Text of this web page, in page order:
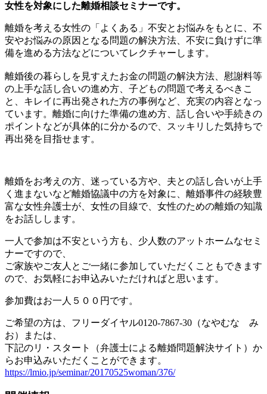
女性を対象にした離婚相談セミナーです。
離婚を考える女性の「よくある」不安とお悩みをもとに、不
安やお悩みの原因となる問題の解決方法、不安に負けずに準
備を進める方法などについてレクチャーします。
離婚後の暮らしを見すえたお金の問題の解決方法、慰謝料等
の上手な話し合いの進め方、子どもの問題で考えるべきこ
と、キレイに再出発された方の事例など、充実の内容となっ
ています。離婚に向けた準備の進め方、話し合いや手続きの
ポイントなどが具体的に分かるので、スッキリした気持ちで
再出発を目指せます。
離婚をお考えの方、迷っている方や、夫との話し合いが上手
く進まないなど離婚協議中の方を対象に、離婚事件の経験豊
富な女性弁護士が、女性の目線で、女性のための離婚の知識
をお話しします。
一人で参加は不安という方も、少人数のアットホームなセミ
ナーですので、
ご家族やご友人とご一緒に参加していただくこともできます
ので、お気軽にお申込みいただければと思います。
参加費はお一人５００円です。
ご希望の方は、フリーダイヤル0120-7867-30（なやむな み
お）または、
下記のリ・スタート（弁護士による離婚問題解決サイト）か
らお申込みいただくことができます。
https://lmio.jp/seminar/20170525woman/376/